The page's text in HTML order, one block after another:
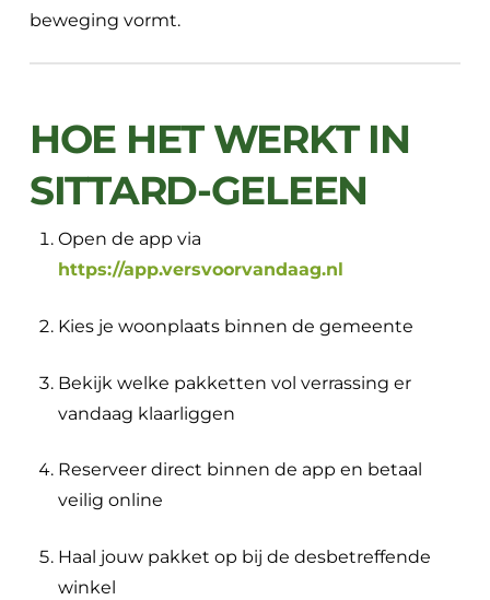
beweging vormt.
HOE HET WERKT IN
SITTARD-GELEEN
Open de app via
https://app.versvoorvandaag.nl
Kies je woonplaats binnen de gemeente
Bekijk welke pakketten vol verrassing er
vandaag klaarliggen
Reserveer direct binnen de app en betaal
veilig online
Haal jouw pakket op bij de desbetreffende
winkel